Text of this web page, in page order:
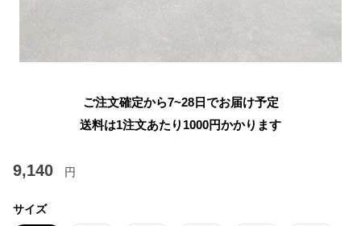
ご注文確定から7~28日でお届け予定
送料は1注文あたり 1000円かかります
9,140 円
サイズ